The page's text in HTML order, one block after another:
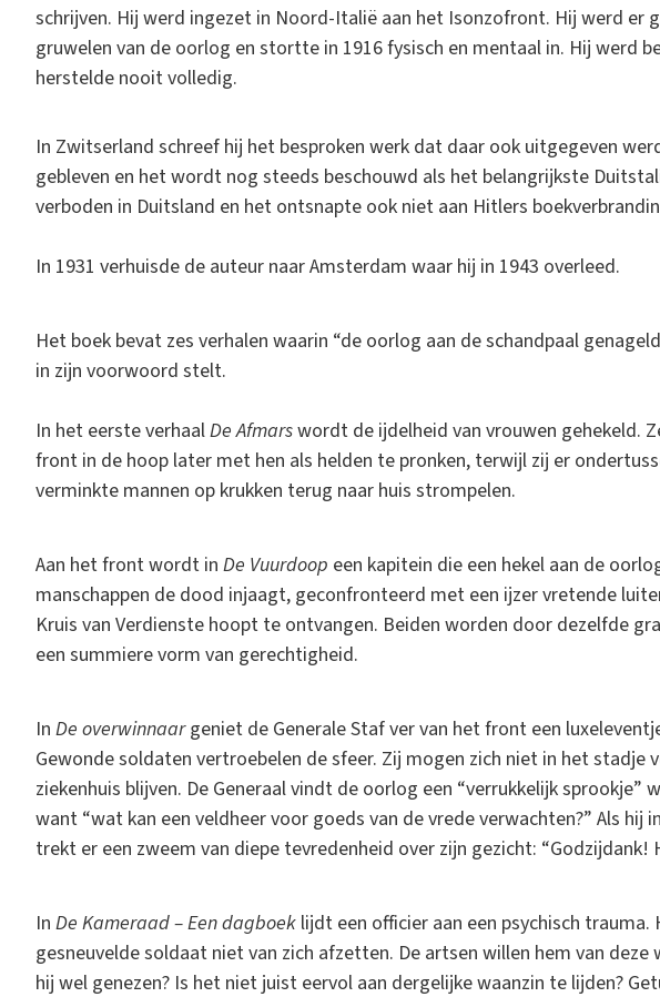
schrijven. Hij werd ingezet in Noord-Italië aan het Isonzofront. Hij werd er
gruwelen van de oorlog en stortte in 1916 fysisch en mentaal in. Hij werd
herstelde nooit volledig.
In Zwitserland schreef hij het besproken werk dat daar ook uitgegeven
gebleven en het wordt nog steeds beschouwd als het belangrijkste
verboden in Duitsland en het ontsnapte ook niet aan Hitlers
In 1931 verhuisde de auteur naar Amsterdam waar hij in 1943 overleed.
Het boek bevat zes verhalen waarin “de oorlog aan de schandpaal
in zijn voorwoord stelt.
In het eerste verhaalDe Afmarswordt de ijdelheid van vrouwen gehekeld.
front in de hoop later met hen als helden te pronken, terwijl zij er
verminkte mannen op krukken terug naar huis strompelen.
Aan het front wordt in De Vuurdoop een kapitein die een hekel aan de
manschappen de dood injaagt, geconfronteerd met een ijzer vretende
Kruis van Verdienste hoopt te ontvangen. Beiden worden door dezelfde
een summiere vorm van gerechtigheid.
In De overwinnaargeniet de Generale Staf ver van het front een
Gewonde soldaten vertroebelen de sfeer. Zij mogen zich niet in het stadje
ziekenhuis blijven. De Generaal vindt de oorlog een “verrukkelijk sprookje”
want “wat kan een veldheer voor goeds van de vrede verwachten?” Als hij
trekt er een zweem van diepe tevredenheid over zijn gezicht: “Godzijdank!
In De Kameraad – Een dagboek lijdt een officier aan een psychisch trauma.
gesneuvelde soldaat niet van zich afzetten. De artsen willen hem van deze
hij wel genezen? Is het niet juist eervol aan dergelijke waanzin te lijden?